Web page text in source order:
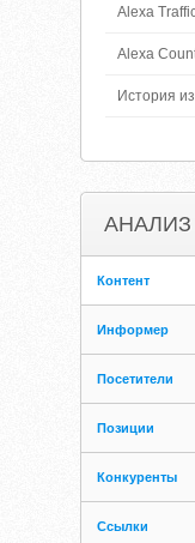
Alexa
Alexa
История
Контент
Информер
Посетители
Позиции
Конкуренты
Ссылки